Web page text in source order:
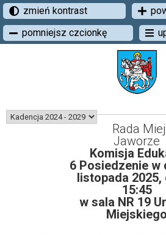
zmień kontrast
pomniejsz czcionkę
Rada
Jaworze
Komisja
6 Posiedzenie w
listopada 2025,
15:45
w sala NR 19
Miejskiego